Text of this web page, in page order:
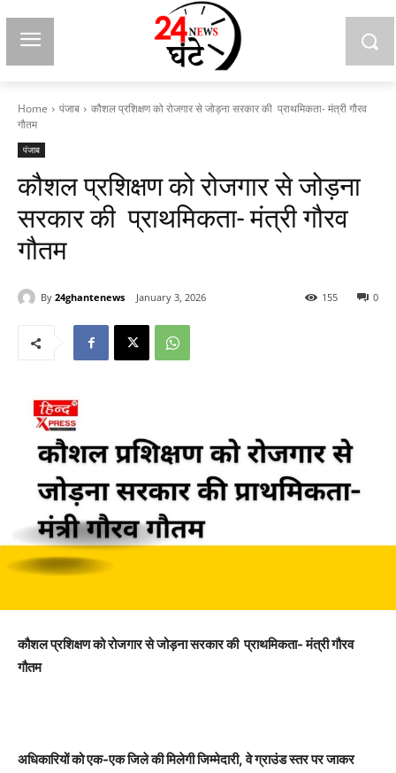
Home पंजाब
कौशल प्रशिक्षण को रोजगार से जोड़ना सरकार की प्राथमिकता- मंत्री गौरव
गौतम
पंजाब
कौशल प्रशिक्षण को रोजगार से जोड़ना
सरकार की प्राथमिकता- मंत्री गौरव
गौतम
By 24ghantenews January 3, 2026 0
155
कौशल प्रशिक्षण को रोजगार से जोड़ना सरकार की प्राथमिकता- मंत्री गौरव
गौतम
अधिकारियों को एक-एक जिले की मिलेगी जिम्मेदारी, वे ग्राउंड स्तर पर जाकर